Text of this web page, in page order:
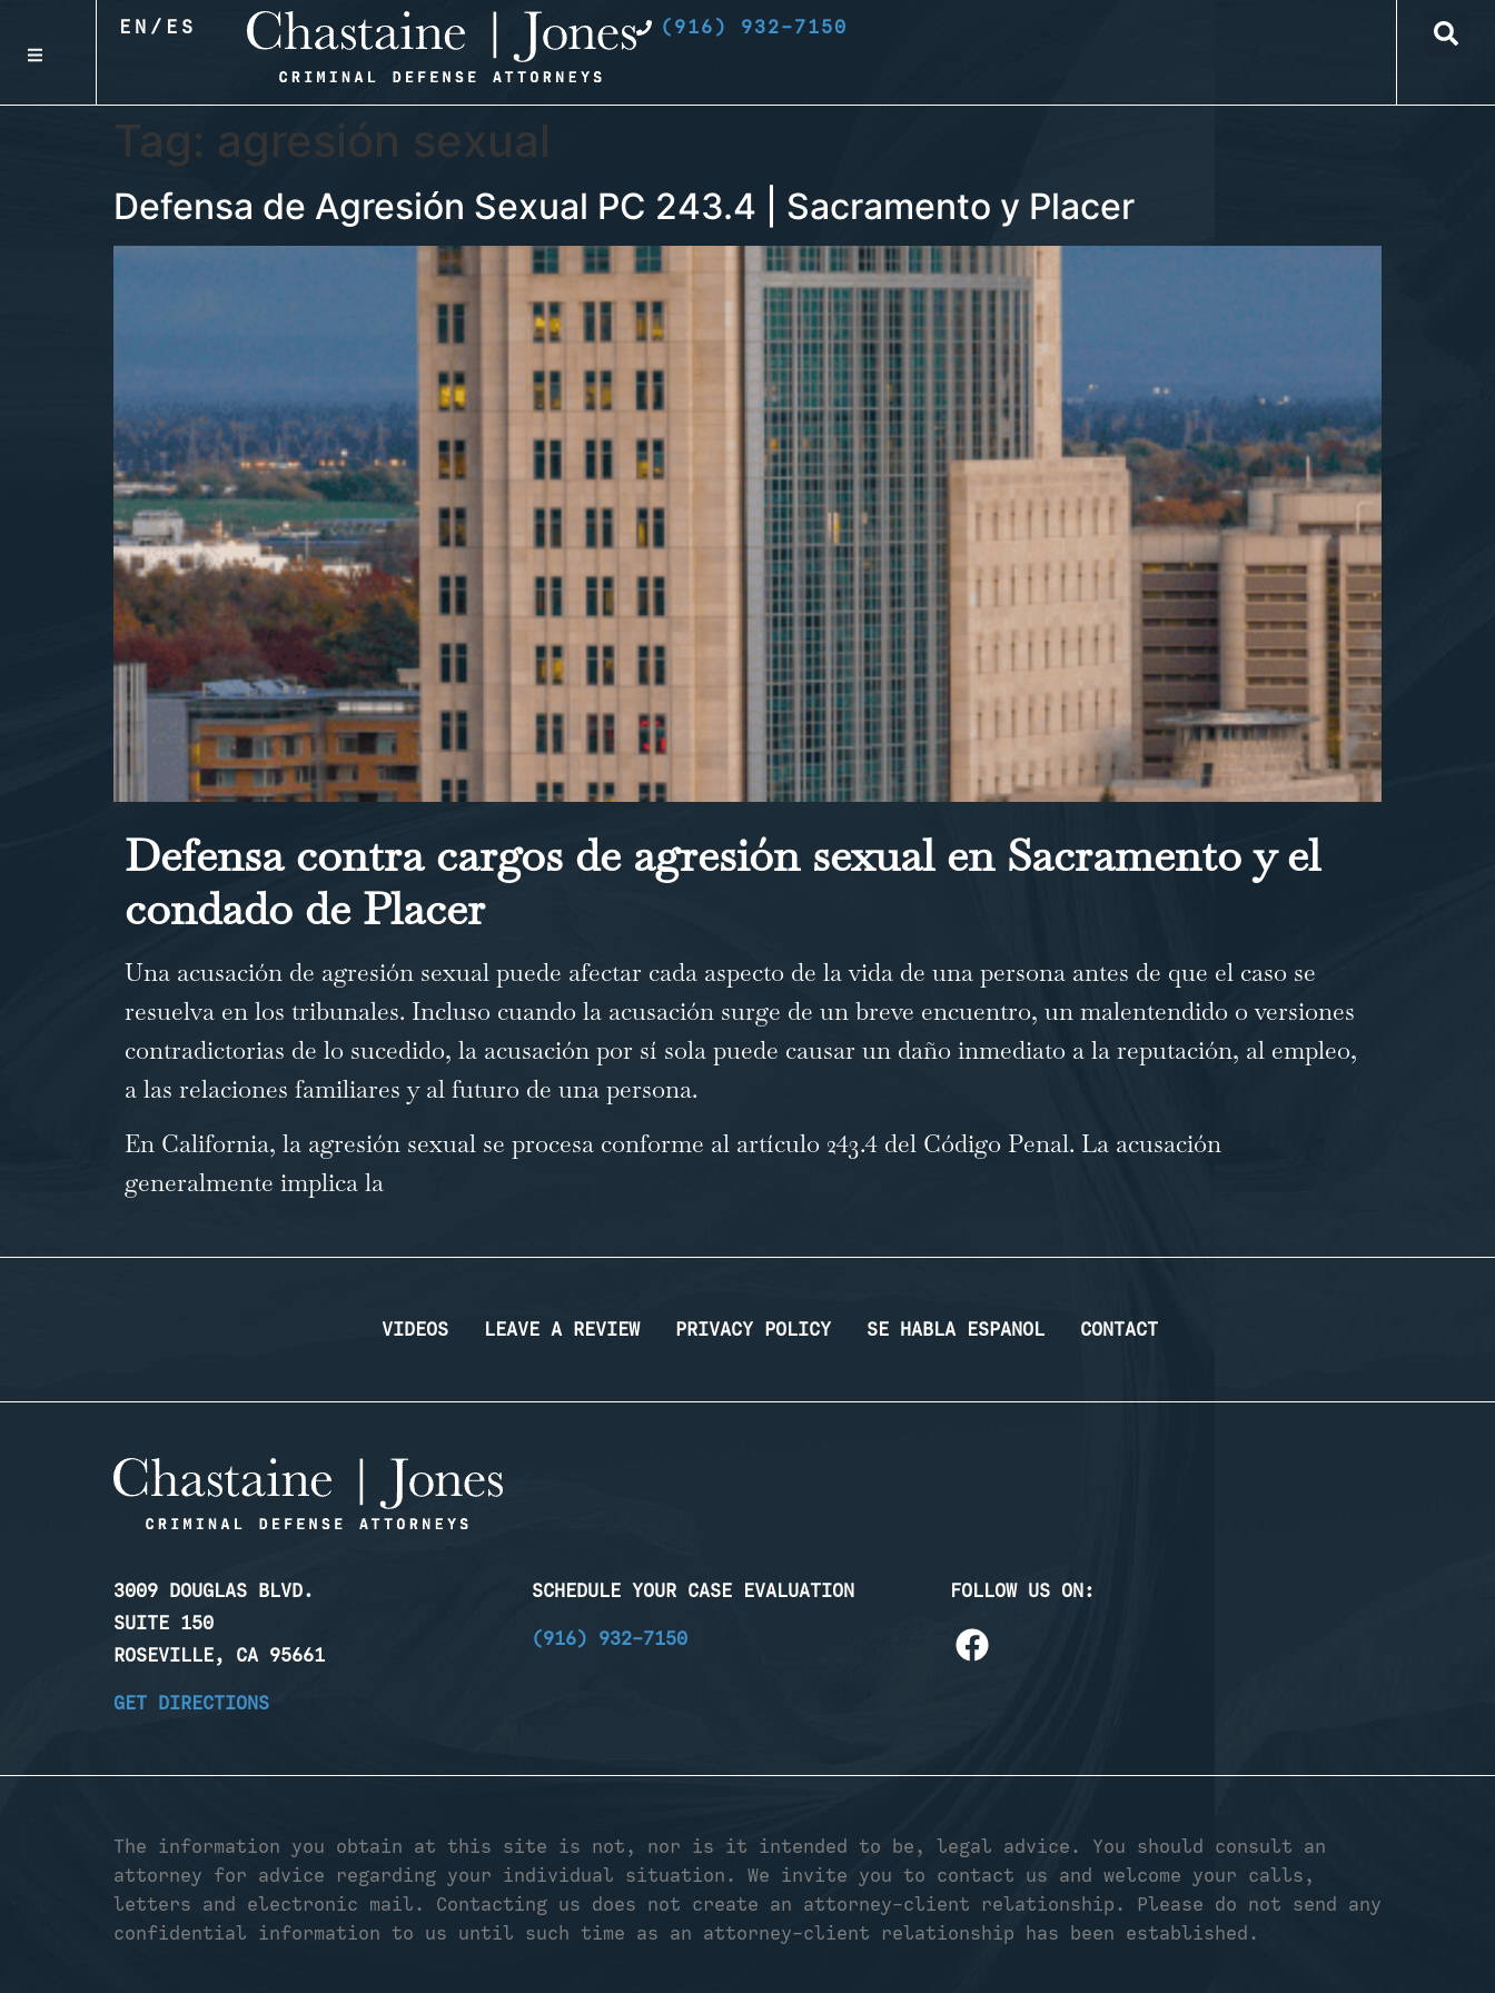
EN / ES (916) 932-7150
Tag: agresión sexual
Defensa de Agresión Sexual PC 243.4 | Sacramento y Placer
Defensa contra cargos de agresión sexual en Sacramento y el
condado de Placer
Una acusación de agresión sexual puede afectar cada aspecto de la vida de una persona antes de que el caso se
resuelva en los tribunales. Incluso cuando la acusación surge de un breve encuentro, un malentendido o versiones
contradictorias de lo sucedido, la acusación por sí sola puede causar un daño inmediato a la reputación, al empleo,
a las relaciones familiares y al futuro de una persona.
En California, la agresión sexual se procesa conforme al artículo 243.4 del Código Penal. La acusación
generalmente implica la
VIDEOS LEAVE A REVIEW PRIVACY POLICY SE HABLA ESPANOL CONTACT
3009 DOUGLAS BLVD.
SUITE 150
ROSEVILLE, CA 95661
GET DIRECTIONS
SCHEDULE YOUR CASE EVALUATION
(916) 932-7150
FOLLOW US ON:
The information you obtain at this site is not, nor is it intended to be, legal advice. You should consult an
attorney for advice regarding your individual situation. We invite you to contact us and welcome your calls,
letters and electronic mail. Contacting us does not create an attorney-client relationship. Please do not send any
confidential information to us until such time as an attorney-client relationship has been established.